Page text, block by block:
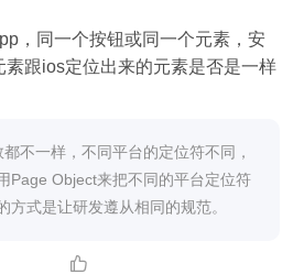
，同一个按钮或同一个元素，安
素跟ios定位出来的元素是否是一样
不一样，不同平台的定位符不同，
Page Object来把不同的平台定位符
方式是让研发遵从相同的规范。
